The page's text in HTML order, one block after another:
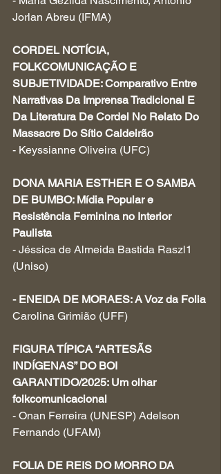
Jorlan Abreu (IFMA)
CORDEL NOTÍCIA,
FOLKCOMUNICAÇÃO E
SUBJETIVIDADE: Comparativo Entre
Narrativas Da Imprensa Tradicional E
Da Literatura De Cordel No Relato Do
Massacre Do Sítio Caldeirão
- Keyssianne Oliveira (UFC)
DONA MARIA ESTHER E O SAMBA
DE BUMBO: Mídia Popular e
Resistência Feminina no Interior
Paulista
- Jéssica de Almeida Bastida Raszl1
(Uniso)
- ENEIDA DE MORAES: A Voz da Folia
Carolina Grimião (UFF)
FIGURA TÍPICA “ARTESÃS
INDÍGENAS” DO BOI
GARANTIDO/2025: Um olhar
folkcomunicacional
- Onan Ferreira (UNESP) Adelson
Fernando (UFAM)
FOLIA DE REIS DO MORRO DA